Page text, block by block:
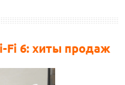
Fi 6: хиты продаж